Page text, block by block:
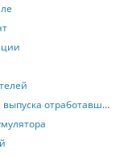
отработавших газов